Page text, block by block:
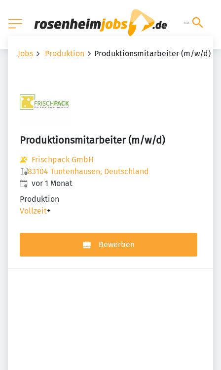
Jobs Produktion Produktionsmitarbeiter (m/w/d)
Produktionsmitarbeiter (m/w/d)
Frischpack GmbH
83104 Tuntenhausen, Deutschland
Veröffentlicht:
vor 1 Monat
Produktion
Vollzeit+
Bewerben